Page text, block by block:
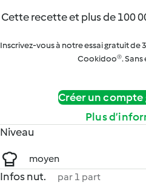
Cette recette et plus de 100
Inscrivez-vous à notre essai gratuit de
Cookidoo®. Sans
Créer un
Plus
Niveau
moyen
Infos nut. par 1 part